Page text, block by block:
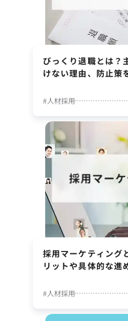
びっくり退職とは？
けない理由、防止策
#人材採用
採用マーケティング
リットや具体的な進
#人材採用